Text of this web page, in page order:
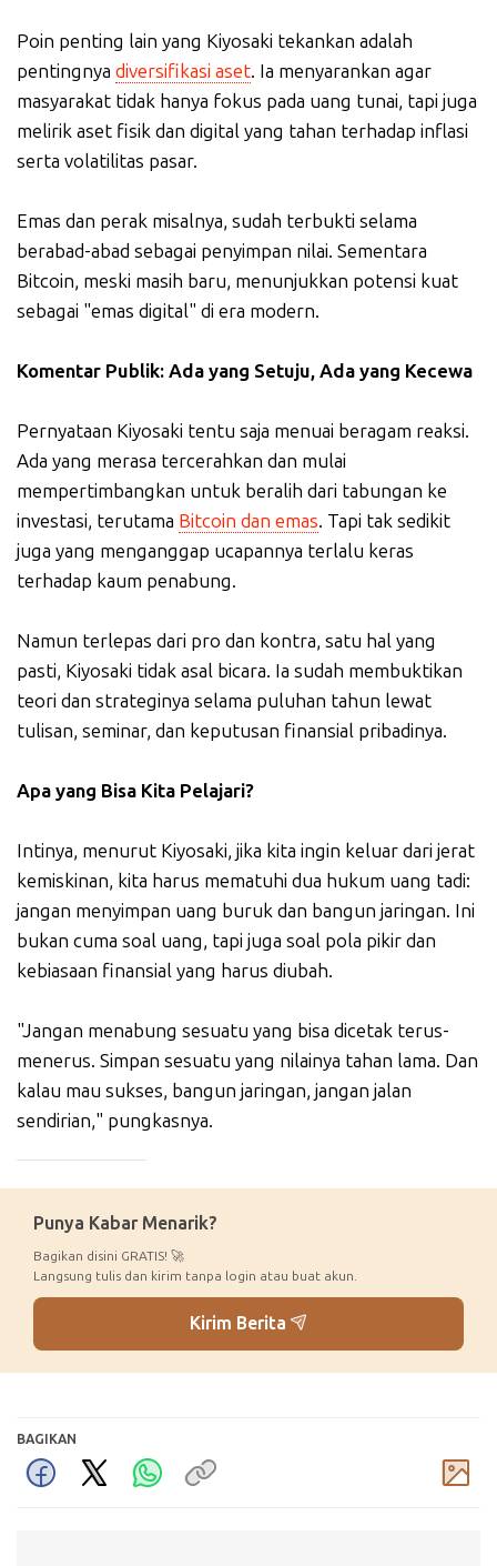
Poin penting lain yang Kiyosaki tekankan adalah
pentingnya diversifikasi aset. Ia menyarankan agar
masyarakat tidak hanya fokus pada uang tunai, tapi juga
melirik aset fisik dan digital yang tahan terhadap inflasi
serta volatilitas pasar.
Emas dan perak misalnya, sudah terbukti selama
berabad-abad sebagai penyimpan nilai. Sementara
Bitcoin, meski masih baru, menunjukkan potensi kuat
sebagai "emas digital" di era modern.
Komentar Publik: Ada yang Setuju, Ada yang Kecewa
Pernyataan Kiyosaki tentu saja menuai beragam reaksi.
Ada yang merasa tercerahkan dan mulai
mempertimbangkan untuk beralih dari tabungan ke
investasi, terutama Bitcoin dan emas. Tapi tak sedikit
juga yang menganggap ucapannya terlalu keras
terhadap kaum penabung.
Namun terlepas dari pro dan kontra, satu hal yang
pasti, Kiyosaki tidak asal bicara. Ia sudah membuktikan
teori dan strateginya selama puluhan tahun lewat
tulisan, seminar, dan keputusan finansial pribadinya.
Apa yang Bisa Kita Pelajari?
Intinya, menurut Kiyosaki, jika kita ingin keluar dari jerat
kemiskinan, kita harus mematuhi dua hukum uang tadi:
jangan menyimpan uang buruk dan bangun jaringan. Ini
bukan cuma soal uang, tapi juga soal pola pikir dan
kebiasaan finansial yang harus diubah.
"Jangan menabung sesuatu yang bisa dicetak terus-
menerus. Simpan sesuatu yang nilainya tahan lama. Dan
kalau mau sukses, bangun jaringan, jangan jalan
sendirian," pungkasnya.
Punya Kabar Menarik?
Bagikan disini GRATIS! 🚀
Langsung tulis dan kirim tanpa login atau buat akun.
Kirim Berita
BAGIKAN